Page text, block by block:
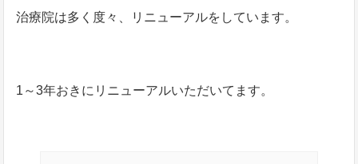
治療院は多く度々、リニューアルをしています。
1～3年おきにリニューアルいただいてます。